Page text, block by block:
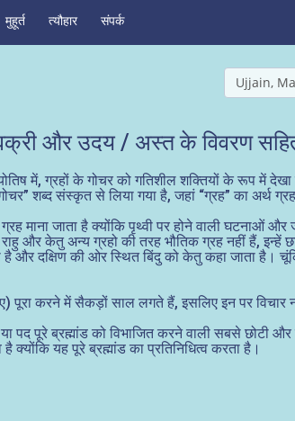
मुहूर्त त्यौहार संपर्क
Ujjain,
वक्री और उदय / अस्त के विवरण
में, ग्रहों के गोचर को गतिशील शक्तियों के रूप में
शब्द संस्कृत से लिया गया है, जहां “ग्रह” का अर्थ ग्रह
माना जाता है क्योंकि पृथ्वी पर होने वाली घटनाओं
और केतु अन्य ग्रहो की तरह भौतिक ग्रह नहीं हैं, इन्हें
दक्षिण की ओर स्थित बिंदु को केतु कहा जाता है।
करने में सैकड़ों साल लगते हैं, इसलिए इन पर विचार
पद पूरे ब्रह्मांड को विभाजित करने वाली सबसे
यह पूरे ब्रह्मांड का प्रतिनिधित्व करता है।